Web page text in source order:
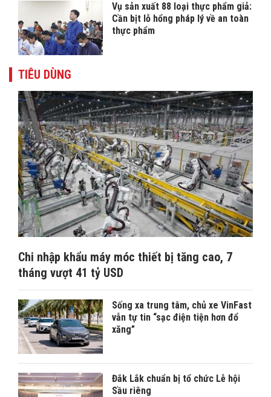
Vụ sản xuất 88 loại thực phẩm giả:
Cần bịt lỗ hổng pháp lý về an toàn
thực phẩm
TIÊU DÙNG
Chi nhập khẩu máy móc thiết bị tăng cao, 7
tháng vượt 41 tỷ USD
Sống xa trung tâm, chủ xe VinFast
vẫn tự tin “sạc điện tiện hơn đổ
xăng”
Đắk Lắk chuẩn bị tổ chức Lễ hội
Sầu riêng